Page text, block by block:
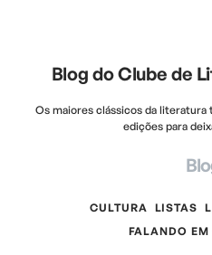
Blog do Clube de
Os maiores clássicos da literatura
edições para
CULTURA LISTAS
FALANDO